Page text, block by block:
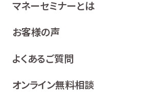
当社は、個人情報等の保護に関する関係
イン及び、所属金融商品取引業者の社内
個人情報保護方針を遵守いたします。
2 利用目的
当社は、お客様の同意を得た場合及び
マネーセミナーとは
お客様の声
よくあるご質問
オンライン無料相談